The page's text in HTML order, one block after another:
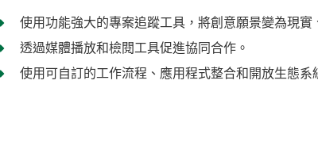
使用功能強大的專案追蹤工具，將創意願景變為現
透過媒體播放和檢閱工具促進協同合作。
使用可自訂的工作流程、應用程式整合和開放生態